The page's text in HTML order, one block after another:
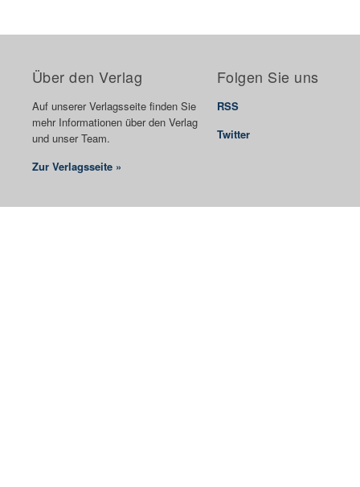
Über den Verlag
Auf unserer Verlagsseite finden Sie
mehr Informationen über den Verlag
und unser Team.
Zur Verlagsseite »
Folgen Sie uns
RSS
Twitter